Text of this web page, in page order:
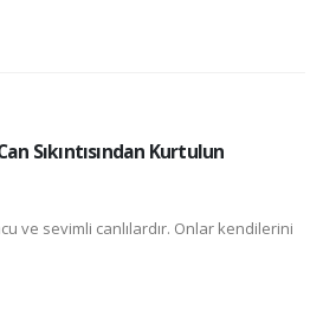
Sıkıntısından Kurtulun
ve sevimli canlılardır. Onlar kendilerini